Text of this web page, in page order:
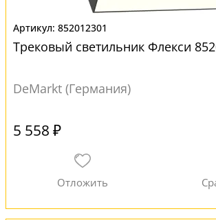
852012301
Трековый светильник Флекси
DeMarkt (Германия)
5 558 ₽